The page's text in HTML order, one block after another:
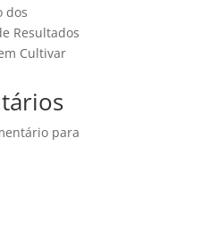
dos
Resultados
Cultivar
para